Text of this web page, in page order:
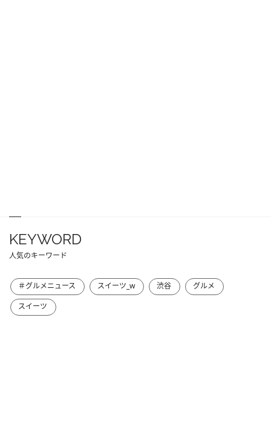
KEYWORD
人気のキーワード
＃グルメニュース スイーツ_w 渋谷
グルメ
スイーツ